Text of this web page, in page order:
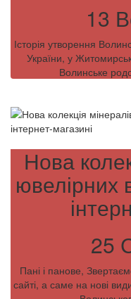
13
Історія утворення
України, у
Волинське
Нова
ювелірних
25
Пані і панове,
сайті, а саме на нові